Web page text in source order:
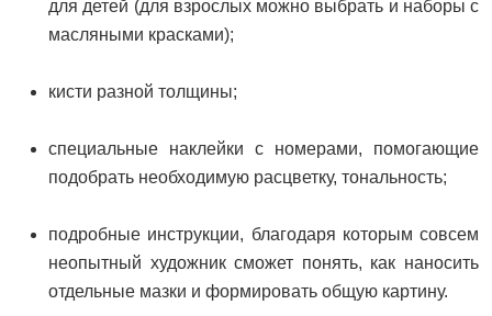
для детей (для взрослых можно выбрать и наборы с
масляными красками);
кисти разной толщины;
специальные наклейки с номерами, помогающие
подобрать необходимую расцветку, тональность;
подробные инструкции, благодаря которым совсем
неопытный художник сможет понять, как наносить
отдельные мазки и формировать общую картину.